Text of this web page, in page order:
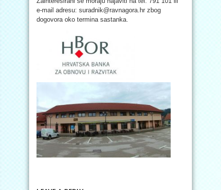
e-mail adresu: suradnik@ravnagora.hr zbog
dogovora oko termina sastanka.